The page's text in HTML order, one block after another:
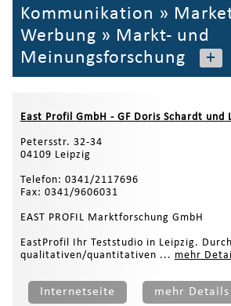
Kommunikation »
Werbung » Markt- und
Meinungsforschung
+
East Profil GmbH - GF Doris Schardt und
Petersstr. 32-34
04109 Leipzig
Telefon: 0341/2117696
Fax: 0341/9606031
EAST PROFIL Marktforschung GmbH
EastProfil Ihr Teststudio in Leipzig.
qualitativen/quantitativen ... mehr
Internetseite mehr Details